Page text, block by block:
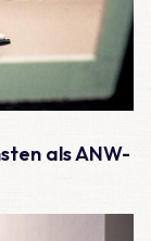
als ANW-
een hartaanval